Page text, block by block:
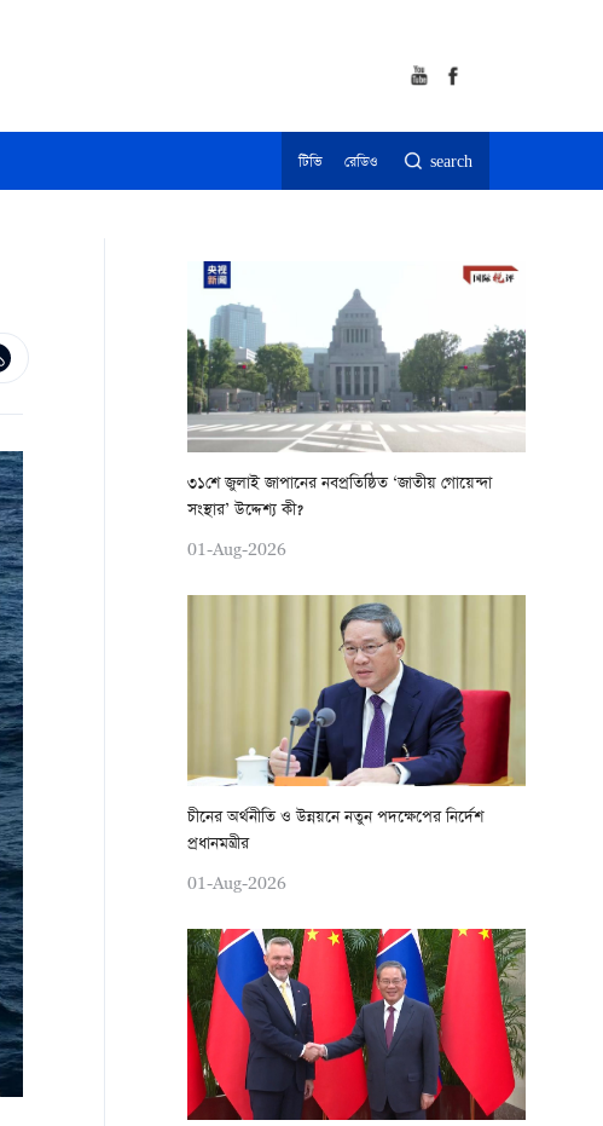
টিভি রেডিও search
৩১শে জুলাই জাপানের নবপ্রতিষ্ঠিত ‘জাতীয় গোয়েন্দা
সংস্থার’ উদ্দেশ্য কী?
01-Aug-2026
চীনের অর্থনীতি ও উন্নয়নে নতুন পদক্ষেপের নির্দেশ
প্রধানমন্ত্রীর
01-Aug-2026